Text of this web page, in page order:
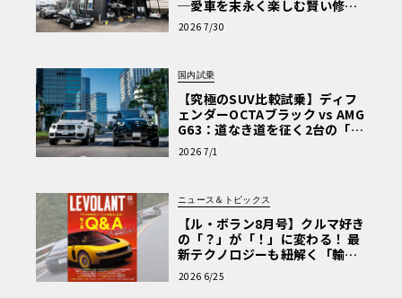
─愛車を末永く楽しむ賢い修理
術と、プロがフックス製オイル
を選ぶ理由〈PR〉
2026 7/30
国内試乗
【究極のSUV比較試乗】ディフ
ェンダーOCTAブラック vs AMG
G63：道なき道を征く2台の「対
極的アプローチ」
2026 7/1
ニュース＆トピックス
【ル・ボラン8月号】クルマ好き
の「？」が「！」に変わる！ 最
新テクノロジーも紐解く「輸入
車Q&A」
2026 6/25